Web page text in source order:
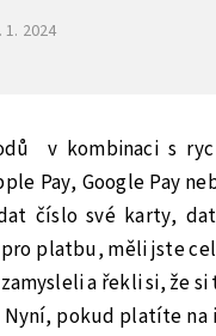
1. 2024
v kombinaci s
Pay, Google Pay
číslo své karty,
platbu, měli jste
a řekli si, že
pokud platíte na